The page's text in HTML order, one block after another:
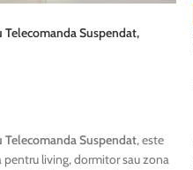
Telecomanda Suspendat,
Telecomanda Suspendat, este
pentru living, dormitor sau zona